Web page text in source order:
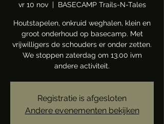
vr 10 nov
  |
BASECAMP Trails-N-Tales
Houtstapelen, onkruid weghalen, klein en
groot onderhoud op basecamp. Met
vrijwilligers de schouders er onder zetten.
We stoppen zaterdag om 13.00 ivm
andere activiteit.
Registratie is afgesloten
Andere evenementen bekijken